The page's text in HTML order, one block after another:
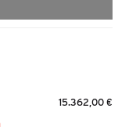
15.362,00 €